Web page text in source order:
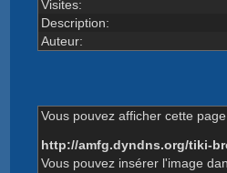
Visites:
Description:
Auteur:
Vous pouvez afficher cette
http://amfg.dyndns.org/tiki-
Vous pouvez insérer l'image